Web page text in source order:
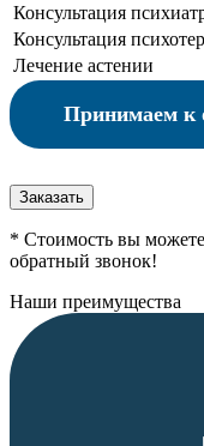
Консультация
Консультация
Лечение астении
Принимаем к
Заказать
* Стоимость вы
обратный звонок!
Наши преимущества